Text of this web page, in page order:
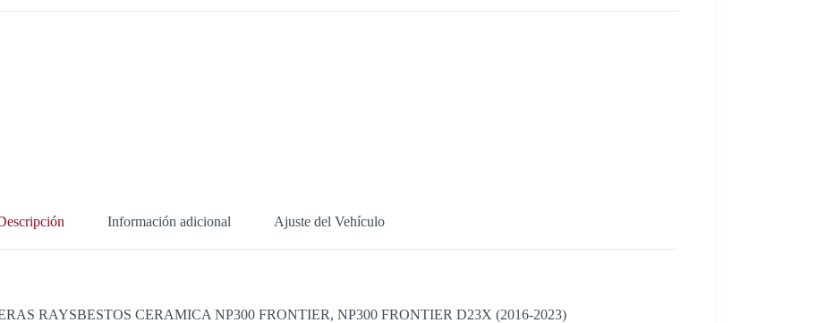
Información adicional Ajuste del Vehículo
RAYSBESTOS CERAMICA NP300 FRONTIER, NP300 FRONTIER D23X (2016-2023)